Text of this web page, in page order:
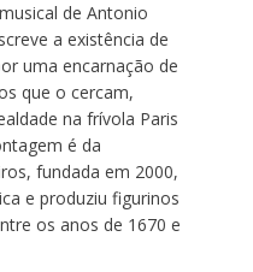
de Antonio
a existência de
uma encarnação de
que o cercam,
na frívola Paris
é da
fundada em 2000,
e produziu figurinos
os anos de 1670 e